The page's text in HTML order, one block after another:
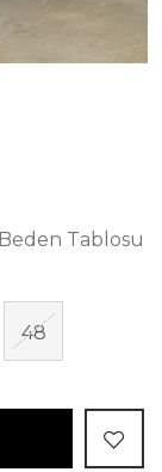
Beden Tablosu
48